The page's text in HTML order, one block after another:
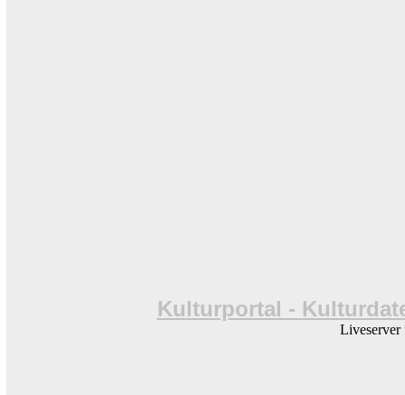
Kulturportal -
Liveserver